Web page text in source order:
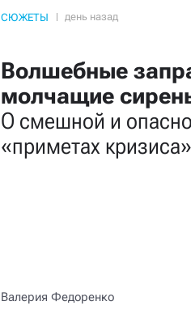
СЮЖЕТЫ
Волшебные
молчащие
О смешной и
«приметах
Валерия Федоренко